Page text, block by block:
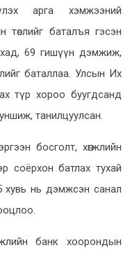
арга хэмжээний
баталъя гэсэн
69 гишүүн дэмжиж,
баталлаа. Улсын Их
түр хороо буугдсанд
танилцуулсан.
босголт, хөгжлийн
соёрхон батлах тухай
хувь нь дэмжсэн санал
банк хоорондын